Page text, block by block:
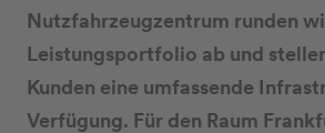
Nutzfahrzeugzentrum runden
Leistungsportfolio ab und
Kunden eine umfassende
Verfügung. Für den Raum